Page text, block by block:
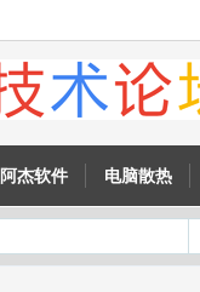
阿杰软件 电脑散热